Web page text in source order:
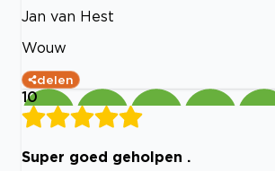
Jan van Hest
Wouw
delen
10
Super goed geholpen .